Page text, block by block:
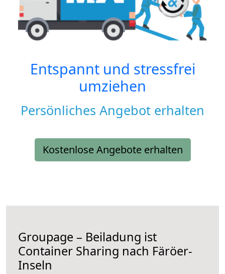
Entspannt und stressfrei
umziehen
Persönliches Angebot erhalten
Kostenlose Angebote erhalten
Groupage – Beiladung ist
Container Sharing nach Färöer-
Inseln